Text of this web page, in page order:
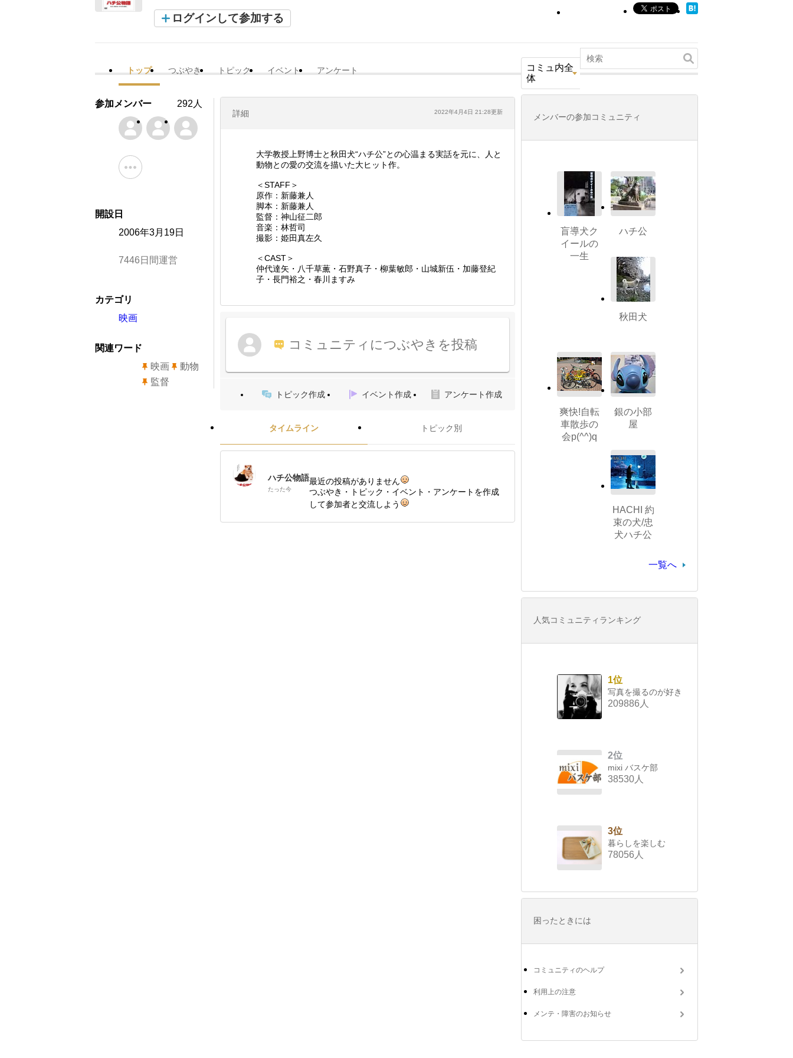
ログインして参加する
トップ つぶやき トピック イベント アンケート
コミュ内全
体
詳細 2022年4月4日 21:28更新
大学教授上野博士と秋田犬“ハチ公”との心温まる実話を元に、人と
動物との愛の交流を描いた大ヒット作。
＜STAFF＞
原作：新藤兼人
脚本：新藤兼人
監督：神山征二郎
音楽：林哲司
撮影：姫田真左久
＜CAST＞
仲代達矢・八千草薫・石野真子・柳葉敏郎・山城新伍・加藤登紀
子・長門裕之・春川ますみ
コミュニティにつぶやきを投稿
トピック作成 イベント作成 アンケート作成
タイムライン トピック別
ハチ公物語
たった今
最近の投稿がありません
つぶやき・トピック・イベント・アンケートを作成
して参加者と交流しよう
参加メンバー 292人
開設日
2006年3月19日
7446日間運営
カテゴリ
映画
関連ワード
映画
動物
監督
メンバーの参加コミュニティ
盲導犬ク
イールの
一生
ハチ公
秋田犬
爽快!自転
車散歩の
会p(^^)q
銀の小部
屋
HACHI 約
束の犬/忠
犬ハチ公
一覧へ
人気コミュニティランキング
1位
写真を撮るのが好き
209886人
2位
mixi バスケ部
38530人
3位
暮らしを楽しむ
78056人
困ったときには
コミュニティのヘルプ
利用上の注意
メンテ・障害のお知らせ